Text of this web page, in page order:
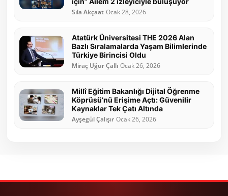
Sıla Akçaat Ocak 28, 2026
Atatürk Üniversitesi THE 2026 Alan
Bazlı Sıralamalarda Yaşam Bilimlerinde
Türkiye Birincisi Oldu
Miraç Uğur Çallı Ocak 26, 2026
Millî Eğitim Bakanlığı Dijital Öğrenme
Köprüsü’nü Erişime Açtı: Güvenilir
Kaynaklar Tek Çatı Altında
Ayşegül Çalışır Ocak 26, 2026